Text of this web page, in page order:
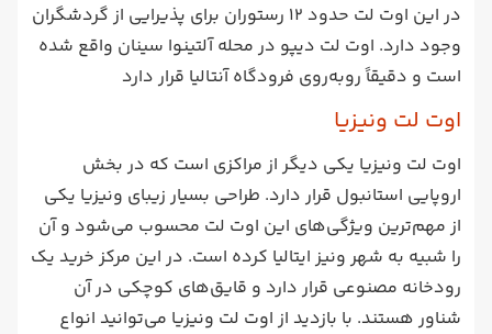
در این اوت لت حدود 12 رستوران برای پذیرایی از گردشگران
وجود دارد. اوت لت دیپو در محله آلتینوا سینان واقع شده
است و دقیقاً روبه‌روی فرودگاه آنتالیا قرار دارد
اوت لت ونیزیا
اوت لت ونیزیا یکی دیگر از مراکزی است که در بخش
اروپایی استانبول قرار دارد. طراحی بسیار زیبای ونیزیا یکی
از مهم‌‌ترین ویژگی‌های این اوت لت محسوب می‌شود و آن
را شبیه به شهر ونیز ایتالیا کرده است. در این مرکز خرید یک
رودخانه مصنوعی قرار دارد و قایق‌های کوچکی در آن
شناور هستند. با بازدید از اوت لت ونیزیا می‌توانید انواع